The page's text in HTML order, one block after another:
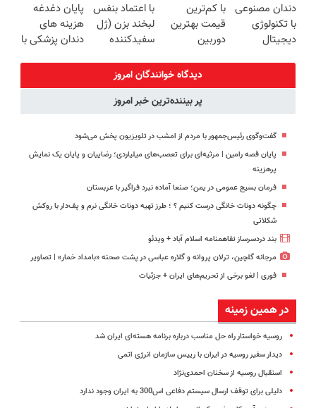
(ضمانت
تعویض +
پرداخت درب
رایگان+پرداخت
اقساطی😍
360°و سازگار با
اندروید و ios
منزل + گارانتی
تعویض
دندان مصنوعی
با تکنولوژی
دیجیتال
با کم‌ترین
قیمت بهترین
دوربین
بخر❗❗❗
با اعتماد بنفس
لبخند بزن (ژل
سفیدکننده
پایان دغدغه
هزینه های
دندان پزشکی با
دیدگاه خوانندگان امروز
پر بیننده‌ترین خبر امروز
گفت‌وگوی رئیس‌جمهور با مردم از امشب در تلویزیون پخش می‌شود
پایان قصه رامین | مرثیه‌ای برای تعصب‌های میلیاردی؛ رضاییان و پایان یک نمایش
پرهزینه
فرمان بسیج عمومی در یمن؛ صنعا آماده نبرد فراگیر با عربستان
چگونه دونات خانگی درست کنیم ؟ ؛ طرز تهیه دونات خانگی نرم و پف‌دار با روکش
شکلاتی
بند دردسرساز تفاهمنامه اسلام آباد + ویدئو
مرجانه گلچین، ترلان پروانه و گلاره عباسی در پشت صحنه «بامداد خمار» | تصاویر
فوری | لغو برخی از تحریم‌های ایران + جزئیات
در همین زمینه
روسیه خواستار راه حل مناسب درباره برنامه هسته‌ای ایران شد
دیدار سفیر روسیه در ایران با رییس سازمان انرژی اتمی
استقبال روسیه از سخنان احمدی‌نژاد
دلیلی برای توقف ارسال سیستم‌ دفاعی اس300 به ایران وجود ندارد